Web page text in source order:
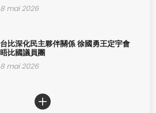
8 mai 2026
台比深化民主夥伴關係 徐國勇王定宇會
晤比國議員團
8 mai 2026